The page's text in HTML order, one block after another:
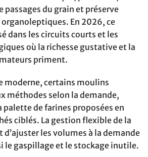
passages du grain et préserve
En 2026, ce
dans les circuits courts et les
où la richesse gustative et la
priment.
moderne, certains moulins
méthodes selon la demande,
de farines proposées en
ciblés. La gestion flexible de la
d’ajuster les volumes à la demande
le gaspillage et le stockage inutile.